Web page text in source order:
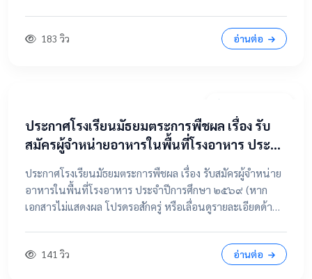
183 วิว อ่านต่อ
ประกาศโรงเรียนมัธยมตระการพืชผล เรื่อง รับ
สมัครผู้จำหน่ายอาหารในพื้นที่โรงอาหาร ประจำ
ปีการศึกษา ๒๕๖๙
ประกาศโรงเรียนมัธยมตระการพืชผล เรื่อง รับสมัครผู้จำหน่าย
อาหารในพื้นที่โรงอาหาร ประจำปีการศึกษา ๒๕๖๙ (หาก
เอกสารไม่แสดงผล โปรดรอสักครู่ หรือเลื่อนดูรายละเอียดด้าน
141 วิว อ่านต่อ